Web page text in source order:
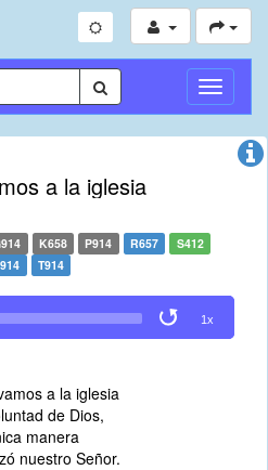
a la iglesia
K658 P914 R657
S412
T914
1x
a la iglesia
de Dios,
manera
nuestro Señor.